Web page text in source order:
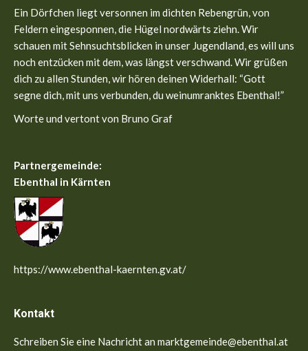
in
new
window
in
new
window
Ein Dörfchen liegt versonnen im dichten Rebengrün, von
Feldern eingesponnen, die Hügel nordwärts ziehn. Wir
schauen mit Sehnsuchtsblicken in unser Jugendland, es will uns
noch entzücken mit dem, was längst verschwand. Wir grüßen
dich zu allen Stunden, wir hören deinen Widerhall: “Gott
segne dich, mit uns verbunden, du weinumranktes Ebenthal!”
Worte und vertont von Bruno Graf
Partnergemeinde:
Ebenthal in Kärnten
https://www.ebenthal-kaernten.gv.at/
Kontakt
Schreiben Sie eine Nachricht an marktgemeinde@ebenthal.at